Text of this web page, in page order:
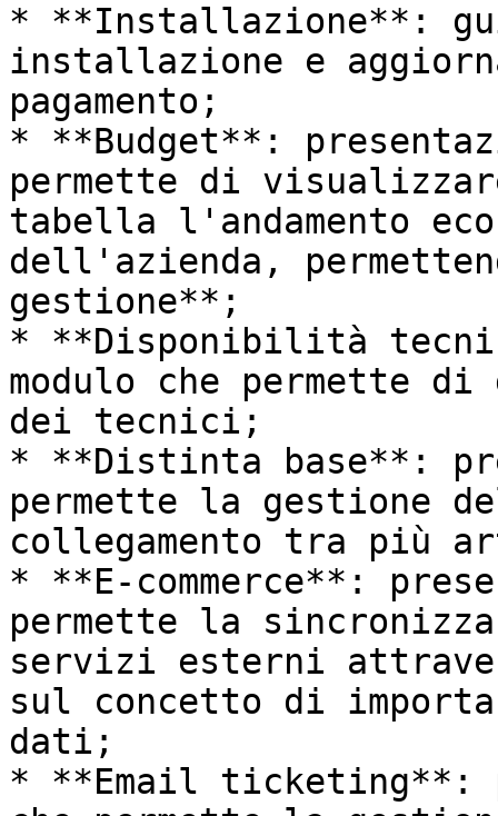
* **Installazione**:
installazione e
pagamento;
* **Budget**:
permette di
tabella l'andamento
dell'azienda,
gestione**;
* **Disponibilità
modulo che permette
dei tecnici;
* **Distinta base**:
permette la gestione
collegamento tra più
* **E-commerce**:
permette la
servizi esterni
sul concetto di
dati;
* **Email ticketing**: